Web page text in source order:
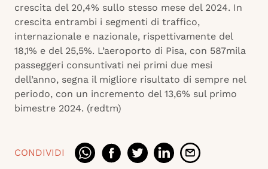
crescita del 20,4% sullo stesso mese del 2024. In
crescita entrambi i segmenti di traffico,
internazionale e nazionale, rispettivamente del
18,1% e del 25,5%. L’aeroporto di Pisa, con 587mila
passeggeri consuntivati nei primi due mesi
dell’anno, segna il migliore risultato di sempre nel
periodo, con un incremento del 13,6% sul primo
bimestre 2024. (redtm)
CONDIVIDI